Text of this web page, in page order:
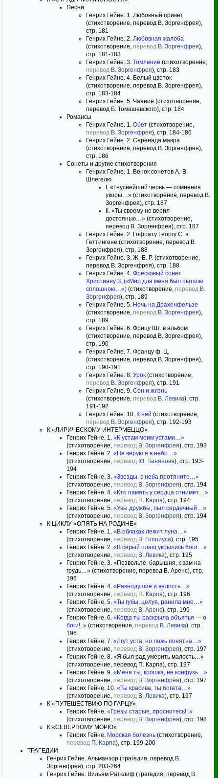
Песни
Генрих Гейне. 1. Любовный привет
(стихотворение, перевод В. Зоргенфрея),
стр. 181
Генрих Гейне. 2. Любовная жалоба
(стихотворение, перевод В. Зоргенфрея),
стр. 181-183
Генрих Гейне. 3. Томление (стихотворение,
перевод В. Зоргенфрея), стр. 183
Генрих Гейне. 4. Белый цветок
(стихотворение, перевод В. Зоргенфрея),
стр. 183-184
Генрих Гейне. 5. Чаяние (стихотворение,
перевод Б. Томашевского), стр. 184
Романсы
Генрих Гейне. 1. Обет (стихотворение,
перевод В. Зоргенфрея), стр. 184-186
Генрих Гейне. 2. Серенада мавра
(стихотворение, перевод В. Зоргенфрея),
стр. 186
Сонеты и другие стихотворения
Генрих Гейне. 1. Венок сонетов А.-В.
Шлегелю
I. «Гнуснейший червь — сомнения
укоры…» (стихотворение, перевод В.
Зоргенфрея), стр. 187
II. «Ты своему не верил
достоянью…» (стихотворение,
перевод В. Зоргенфрея), стр. 187
Генрих Гейне. 2. Гофрату Георгу С. в
Геттингене (стихотворение, перевод В.
Зоргенфрея), стр. 188
Генрих Гейне. 3. Ж.-Б. Р. (стихотворение,
перевод В. Зоргенфрея), стр. 188
Генрих Гейне. 4. Фресковый сонет
Христиану З. («Мир для меня был пыткою
сплошною…») (стихотворение, перевод В.
Зоргенфрея), стр. 189
Генрих Гейне. 5. Ночь на Драхенфельзе
(стихотворение, перевод В. Зоргенфрея),
стр. 189
Генрих Гейне. 6. Фрицу Шт. в альбом
(стихотворение, перевод В. Зоргенфрея),
стр. 190
Генрих Гейне. 7. Францу ф. Ц.
(стихотворение, перевод В. Зоргенфрея),
стр. 190-191
Генрих Гейне. 8. Урок (стихотворение,
перевод В. Зоргенфрея), стр. 191
Генрих Гейне. 9. Сон и жизнь
(стихотворение, перевод В. Левика), стр.
191-192
Генрих Гейне. 10. К ней (стихотворение,
перевод В. Зоргенфрея), стр. 192-193
К «ЛИРИЧЕСКОМУ ИНТЕРМЕЦЦО»
Генрих Гейне. 1. «К устам моим устами…»
(стихотворение, перевод В. Зоргенфрея), стр. 193
Генрих Гейне. 2. «Не верую я в небо…»
(стихотворение, перевод Ю. Тынянова), стр. 193-
194
Генрих Гейне. 3. «Звезды, с неба протяните…»
(стихотворение, перевод В. Зоргенфрея), стр. 194
Генрих Гейне. 4. «Кто память у сердца отнимет…»
(стихотворение, перевод П. Карпа), стр. 194
Генрих Гейне. 5. «Узы дружбы, пыл сердечный…»
(стихотворение, перевод В. Зоргенфрея), стр. 194
К ЦИКЛУ «ОПЯТЬ НА РОДИНЕ»
Генрих Гейне. 1. «В облаках лежит луна…»
(стихотворение, перевод В. Гиппиуса), стр. 195
Генрих Гейне. 2. «В серый плащ укрылись боги…»
(стихотворение, перевод В. Левика), стр. 195
Генрих Гейне. 3. «Позвольте, барышня, к вам на
грудь…» (стихотворение, перевод В. Аренс), стр.
196
Генрих Гейне. 4. «Равнодушие и вялость…»
(стихотворение, перевод П. Карпа), стр. 196
Генрих Гейне. 5. «Ты губы, целуя, ранила мне…»
(стихотворение, перевод В. Аренс), стр. 196
Генрих Гейне. 6. «Когда ты раскрыла объятья — о
боги!..» (стихотворение, перевод В. Левика), стр.
196
Генрих Гейне. 7. «Лгут уста, но ложь понятна…»
(стихотворение, перевод В. Зоргенфрея), стр. 197
Генрих Гейне. 8. «Я был рад умерить малость…»
(стихотворение, перевод П. Карпа), стр. 197
Генрих Гейне. 9. «Меня ты, крошка, не конфузь…»
(стихотворение, перевод В. Зоргенфрея), стр. 197
Генрих Гейне. 10. «Ты красива, ты богата…»
(стихотворение, перевод В. Левика), стр. 197
К «ПУТЕШЕСТВИЮ ПО ГАРЦУ»
Генрих Гейне. «Грезы старые, проснитесь!..»
(стихотворение, перевод В. Зоргенфрея), стр. 198
К «СЕВЕРНОМУ МОРЮ»
Генрих Гейне. Морская болезнь (стихотворение,
перевод П. Карпа), стр. 199-200
ТРАГЕДИИ
Генрих Гейне. Альманзор (трагедия, перевод В.
Зоргенфрея), стр. 203-264
Генрих Гейне. Вильям Ратклиф (трагедия, перевод В.